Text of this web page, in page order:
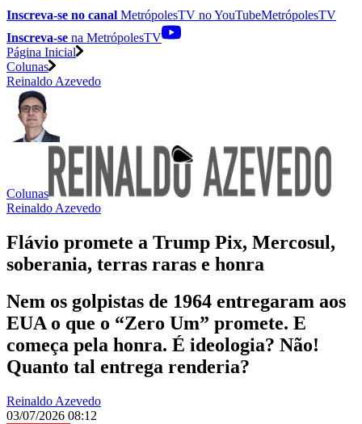
Inscreva-se no canal MetrópolesTV noYouTubeMetrópolesTV
Inscreva-se na MetrópolesTV
Página Inicial
Colunas
Reinaldo Azevedo
Colunas
Reinaldo Azevedo
Flávio promete a Trump Pix, Mercosul,
soberania, terras raras e honra
Nem os golpistas de 1964 entregaram aos
EUA o que o “Zero Um” promete. E
começa pela honra. É ideologia? Não!
Quanto tal entrega renderia?
Reinaldo Azevedo
03/07/2026 08:12